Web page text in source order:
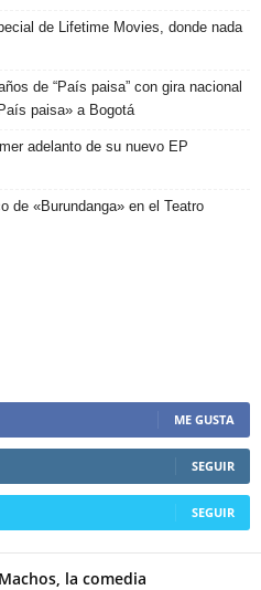
de Lifetime Movies, donde nada
de “País paisa” con gira nacional
paisa» a Bogotá
adelanto de su nuevo EP
de «Burundanga» en el Teatro
ME GUSTA
SEGUIR
SEGUIR
la comedia